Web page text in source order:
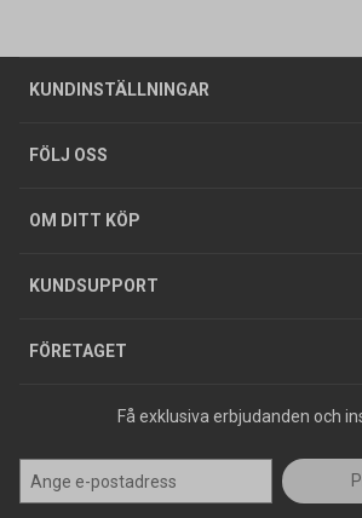
KUNDINSTÄLLNINGAR
Företagskund / Privatkund
FÖLJ OSS
OM DITT KÖP
Allmänna försäljningsvillkor
Integritetspolicy
GDPR
KUNDSUPPORT
Butiker
Foldrar och kataloger
Köpguider
Varumärken
FÖRETAGET
Om oss
Tjänster
Hållbarhet
Jobba hos oss
Press
Få exklusiva erbjudanden och